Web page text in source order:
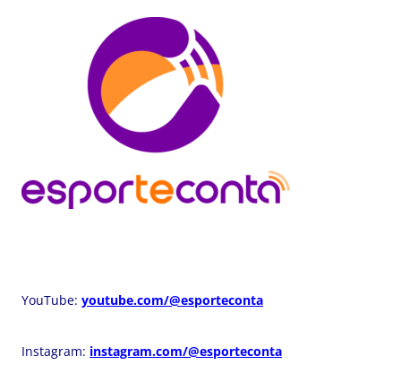
YouTube: youtube.com/@esporteconta
Instagram: instagram.com/@esporteconta